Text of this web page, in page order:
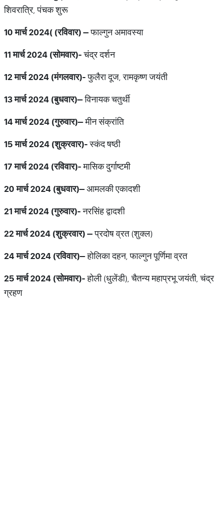
शिवरात्रि, पंचक शुरू
10मार्च2024( (रविवार) –फाल्गुन अमावस्या
11मार्च2024 (सोमवार)-चंद्र दर्शन
12मार्च2024 (मंगलवार)-फुलैरा दूज, रामकृष्ण जयंती
13मार्च2024 (बुधवार)–विनायक चतुर्थी
14मार्च2024 (गुरुवार)–मीन संक्रांति
15मार्च2024 (शुक्रवार)-स्कंद षष्ठी
17मार्च2024 (रविवार)-मासिक दुर्गाष्टमी
20मार्च2024 (बुधवार)–आमलकी एकादशी
21मार्च2024 (गुरुवार)-नरसिंह द्वादशी
22मार्च2024 (शुक्रवार) –प्रदोष व्रत (शुक्ल)
24मार्च2024 (रविवार)–होलिका दहन, फाल्गुन पूर्णिमा व्रत
25 मार्च2024 (सोमवार)-होली (धुलेंडी), चैतन्य महाप्रभू जयंती, चंद्र
ग्रहण